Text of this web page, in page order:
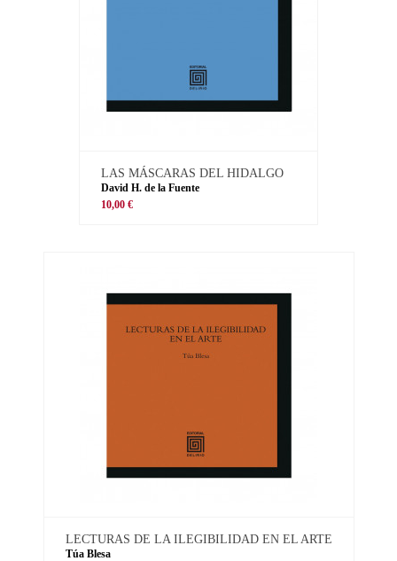
LAS MÁSCARAS DEL HIDALGO
David H. de la Fuente
10,00 €
LECTURAS DE LA ILEGIBILIDAD EN EL ARTE
Túa Blesa